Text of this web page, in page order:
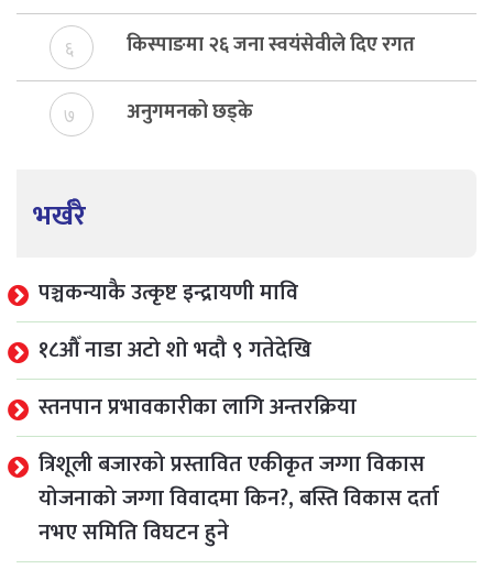
६ किस्पाङमा २६ जना स्वयंसेवीले दिए रगत
७ अनुगमनको छड्के
भर्खरै
पञ्चकन्याकै उत्कृष्ट इन्द्रायणी मावि
१८औँ नाडा अटो शो भदौ ९ गतेदेखि
स्तनपान प्रभावकारीका लागि अन्तरक्रिया
त्रिशूली बजारको प्रस्तावित एकीकृत जग्गा विकास
योजनाको जग्गा विवादमा किन?, बस्ति विकास दर्ता
नभए समिति विघटन हुने